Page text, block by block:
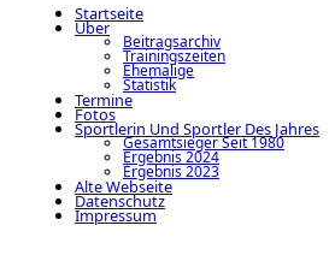
Startseite
Über
Beitragsarchiv
Trainingszeiten
Ehemalige
Statistik
Termine
Fotos
Sportlerin Und Sportler Des Jahres
Gesamtsieger Seit 1980
Ergebnis 2024
Ergebnis 2023
Alte Webseite
Datenschutz
Impressum